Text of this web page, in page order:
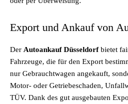
Export und Ankauf von
Der Autoankauf Düsseldorfbietet
Fahrzeuge, die für den Export
nur Gebrauchtwagen angekauft,
Motor- oder Getriebeschaden,
TÜV. Dank des gut ausgebauten